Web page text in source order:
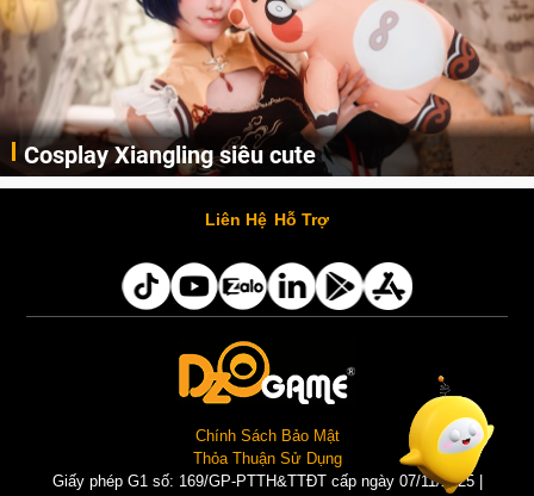
Cosplay Xiangling siêu cute
Cùng thưởng thức những hình ảnh cosplay Xiangling trong Genshin Impact siêu dễ thương của người dùng Weibo "阿包也是兔娘"
Liên Hệ Hỗ Trợ
Chính Sách Bảo Mật
Thỏa Thuận Sử Dụng
Giấy phép G1 số: 169/GP-PTTH&TTĐT cấp ngày 07/11/2025 |